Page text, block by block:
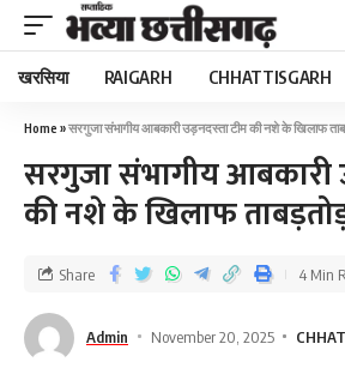
खरसिया RAIGARH CHHATTISGARH
Home »सरगुजा संभागीय आबकारी उड़नदस्ता टीम की नशे के खिलाफ
सरगुजा संभागीय आबकारी
की नशे के खिलाफ ताबड़तोड़
Admin November 20, 2025
Share 4 Min